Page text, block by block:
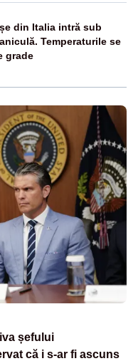
din Italia intră sub
Temperaturile se
grade
șefului
că i s-ar fi ascuns